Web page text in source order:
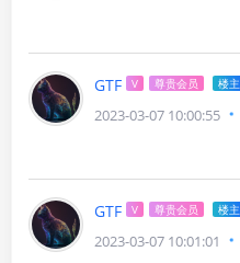
GTF V 尊贵会员 楼主
2023-03-07 10:00:55
GTF V 尊贵会员 楼主
2023-03-07 10:01:01